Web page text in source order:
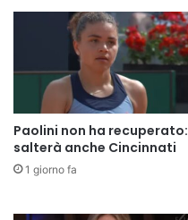
Paolini non ha recuperato:
salterà anche Cincinnati
1 giorno fa